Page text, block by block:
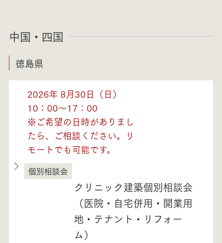
中国・四国
徳島県
2026年 8月30日（日）
10：00～17：00
※ご希望の日時がありまし
たら、ご相談ください。リ
モートでも可能です。
徳島県
個別相談会
クリニック建築個別相談会
（医院・自宅併用・開業用
地・テナント・リフォー
ム）